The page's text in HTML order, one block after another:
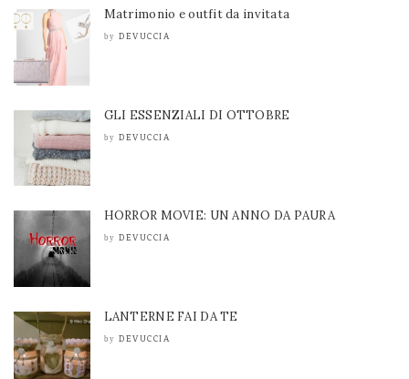
Matrimonio e outfit da invitata
by DEVUCCIA
GLI ESSENZIALI DI OTTOBRE
by DEVUCCIA
HORROR MOVIE: UN ANNO DA PAURA
by DEVUCCIA
LANTERNE FAI DA TE
by DEVUCCIA